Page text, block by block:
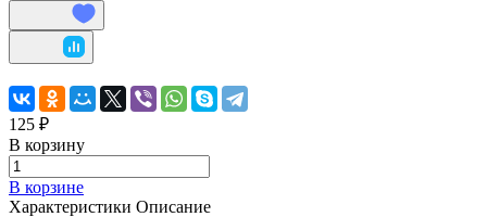
125 ₽
В корзину
В корзине
Характеристики Описание